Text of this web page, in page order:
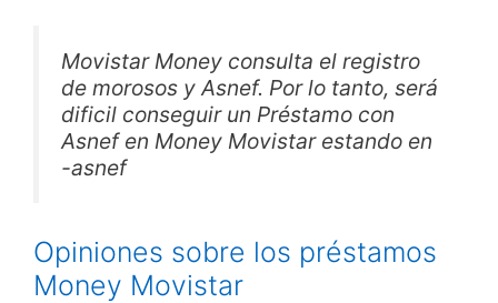
Movistar Money consulta el registro
de morosos y Asnef. Por lo tanto, será
dificil conseguir un Préstamo con
Asnef en Money Movistar estando en
-asnef
Opiniones sobre los préstamos
Money Movistar